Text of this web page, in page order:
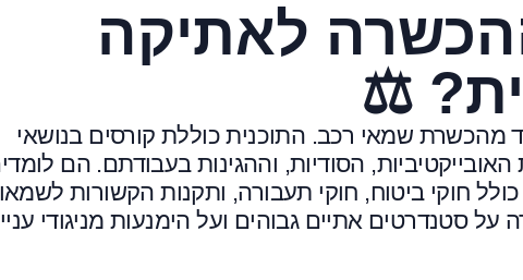
לאתיקה
⚖️
שמאי רכב. התוכנית כוללת קורסים בנושאי
הסודיות, וההגינות בעבודתם. הם
חוקי ביטוח, חוקי תעבורה, ותקנות הקשורות
אתיים גבוהים ועל הימנעות מניגודי